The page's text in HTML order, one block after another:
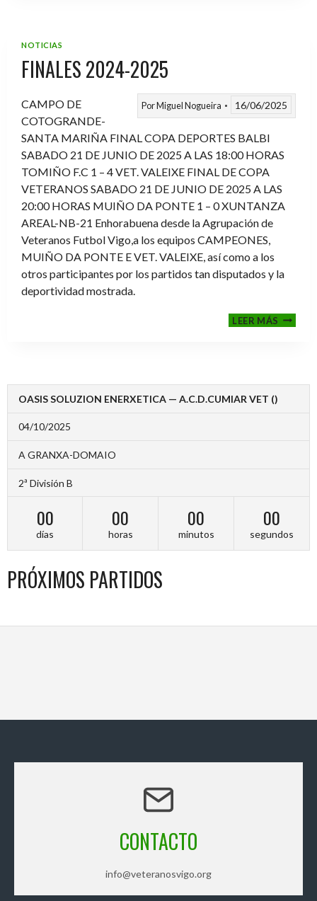
NOTICIAS
FINALES 2024-2025
PorMiguel Nogueira 16/06/2025
CAMPO DE
COTOGRANDE-
SANTA MARIÑA FINAL COPA DEPORTES BALBI
SABADO 21 DE JUNIO DE 2025 A LAS 18:00 HORAS
TOMIÑO F.C 1 – 4 VET. VALEIXE FINAL DE COPA
VETERANOS SABADO 21 DE JUNIO DE 2025 A LAS
20:00 HORAS MUIÑO DA PONTE 1 – 0 XUNTANZA
AREAL-NB-21 Enhorabuena desde la Agrupación de
Veteranos Futbol Vigo,a los equipos CAMPEONES,
MUIÑO DA PONTE E VET. VALEIXE, así como a los
otros participantes por los partidos tan disputados y la
deportividad mostrada.
LEER MÁS
2024-
OASIS SOLUZION ENERXETICA — A.C.D.CUMIAR VET ()
04/10/2025
A GRANXA-DOMAIO
2ª División B
00
días
00
horas
00
minutos
00
segundos
PRÓXIMOS PARTIDOS
CONTACTO
info@veteranosvigo.org